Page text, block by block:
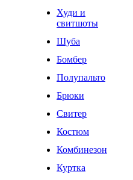
Худи и
свитшоты
Шуба
Бомбер
Полупальто
Брюки
Свитер
Костюм
Комбинезон
Куртка